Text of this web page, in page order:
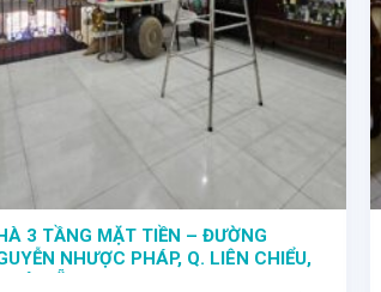
3 TẦNG MẶT TIỀN – ĐƯỜNG
NHƯỢC PHÁP, Q. LIÊN CHIỂU,